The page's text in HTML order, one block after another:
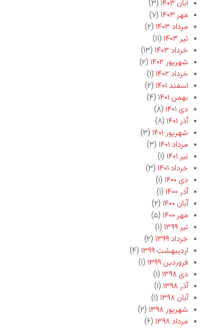
آبان ۱۴۰۳
(۳)
مهر ۱۴۰۳
(۷)
مرداد ۱۴۰۳
(۲)
تیر ۱۴۰۳
(۱۱)
خرداد ۱۴۰۳
(۱۳)
شهریور ۱۴۰۲
(۲)
خرداد ۱۴۰۲
(۱)
اسفند ۱۴۰۱
(۲)
بهمن ۱۴۰۱
(۴)
دی ۱۴۰۱
(۸)
آذر ۱۴۰۱
(۸)
شهریور ۱۴۰۱
(۳)
مرداد ۱۴۰۱
(۳)
تیر ۱۴۰۱
(۱)
خرداد ۱۴۰۱
(۳)
دی ۱۴۰۰
(۱)
آذر ۱۴۰۰
(۱)
آبان ۱۴۰۰
(۲)
مهر ۱۴۰۰
(۵)
تیر ۱۳۹۹
(۱)
خرداد ۱۳۹۹
(۲)
اردیبهشت ۱۳۹۹
(۴)
فروردین ۱۳۹۹
(۱)
دی ۱۳۹۸
(۱)
آذر ۱۳۹۸
(۱)
آبان ۱۳۹۸
(۱)
شهریور ۱۳۹۸
(۲)
مرداد ۱۳۹۸
(۶)